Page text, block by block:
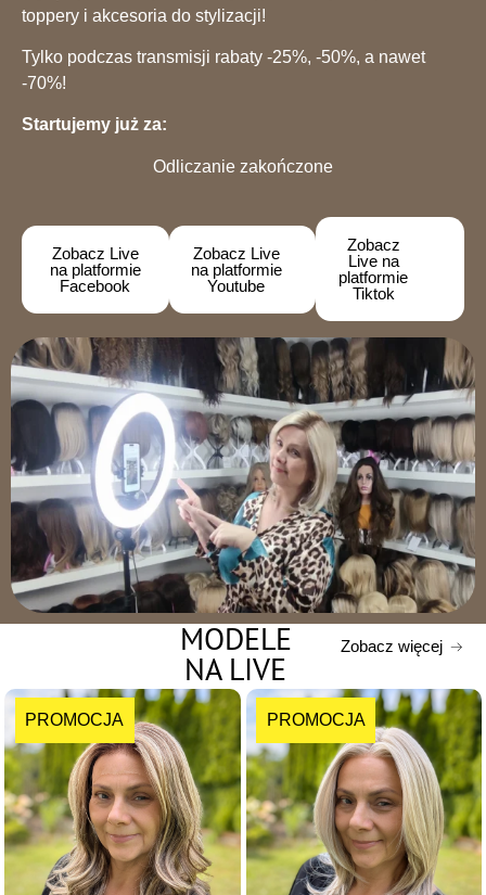
toppery i akcesoria do stylizacji!
Tylko podczas transmisji rabaty -25%, -50%, a nawet
-70%!
Startujemy już za:
Odliczanie zakończone
Zobacz Live
na platformie
Facebook
Zobacz Live
na platformie
Youtube
Zobacz
Live na
platformie
Tiktok
MODELE
NA LIVE
Zobacz więcej
PROMOCJA PROMOCJA